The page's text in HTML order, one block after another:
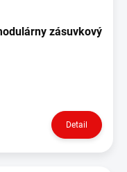
zásuvkový
Detail